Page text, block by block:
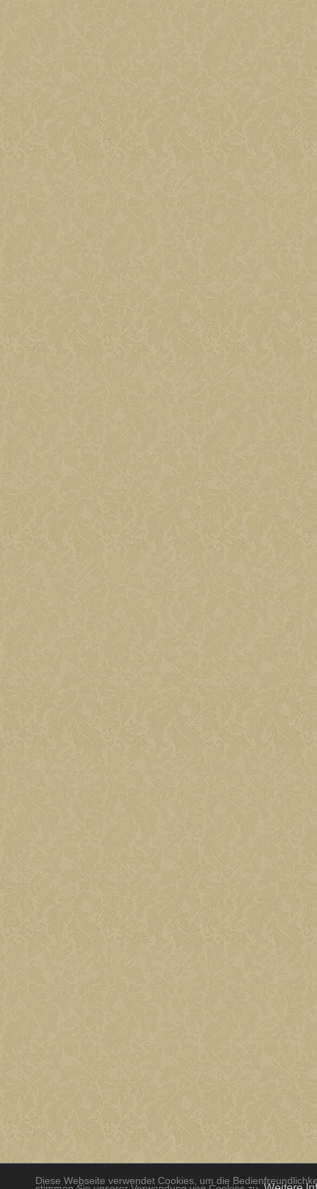
Diese Webseite verwendet Cookies, um die